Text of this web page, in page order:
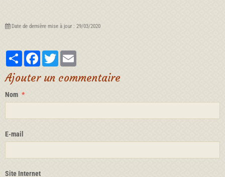
Date de dernière mise à jour : 29/03/2020
PartagerFacebookTwitter
Ajouter un commentaire
Nom
E-mail
Site Internet